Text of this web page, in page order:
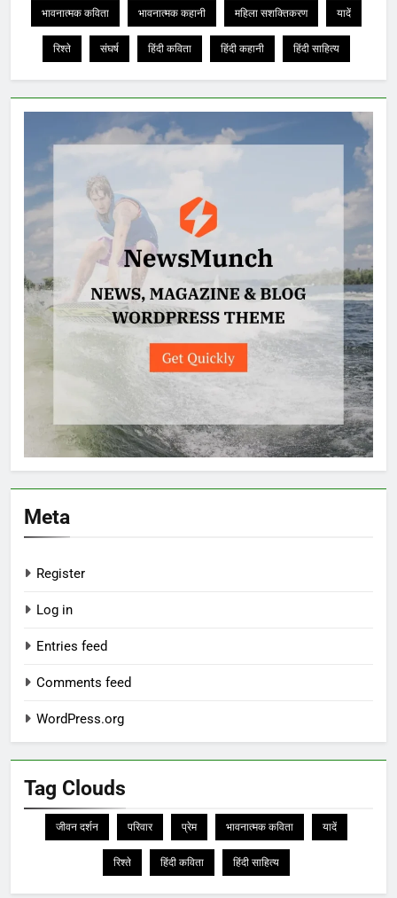
भावनात्मक कविता भावनात्मक कहानी महिला सशक्तिकरण यादें
रिश्ते संघर्ष हिंदी कविता हिंदी कहानी हिंदी साहित्य
Meta
Register
Log in
Entries feed
Comments feed
WordPress.org
Tag Clouds
जीवन दर्शन परिवार प्रेम भावनात्मक कविता यादें
रिश्ते हिंदी कविता हिंदी साहित्य